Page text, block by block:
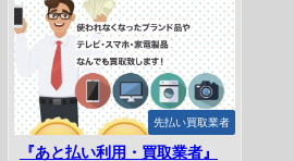
先払い買取業者
『あと払い利用・買取業者』